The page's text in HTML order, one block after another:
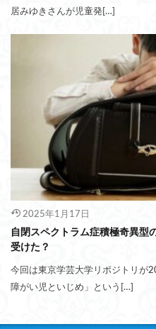
居みゆきさんが児童発[…]
2025年1月17日
自閉スペクトラム症積極奇異型
受けた？
今回は東京学芸大学リポジトリが
障がい児といじめ」という[…]